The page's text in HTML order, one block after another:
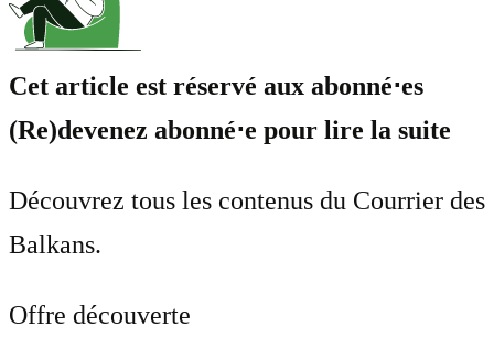
Cet article est réservé aux abonné⋅es
(Re)devenez abonné⋅e pour lire la suite
Découvrez tous les contenus du Courrier des
Balkans.
Offre découverte